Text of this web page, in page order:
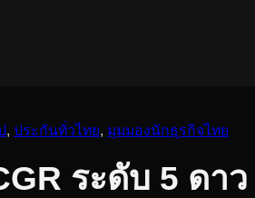
, ประกันทั่วไทย, มุมมองนักธุรกิจไทย
ระดับ 5 ดาว